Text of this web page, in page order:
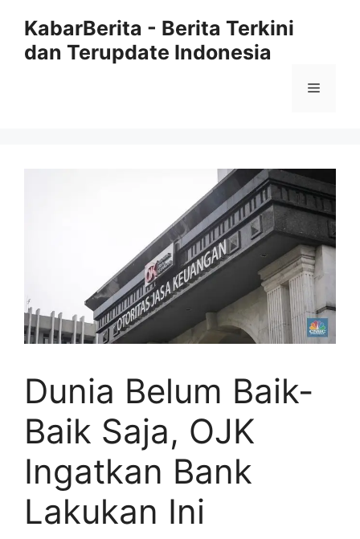
KabarBerita - Berita Terkini
dan Terupdate Indonesia
Menu
Dunia Belum Baik-
Baik Saja, OJK
Ingatkan Bank
Lakukan Ini